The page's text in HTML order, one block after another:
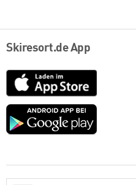
Skiresort.de App
App
Store
Google